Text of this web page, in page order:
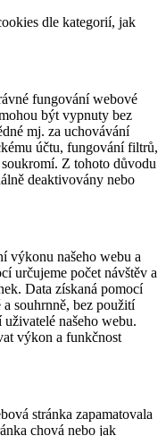
dle kategorií, jak
fungování webové
být vypnuty bez
mj. za uchovávání
účtu, fungování filtrů,
Z tohoto důvodu
deaktivovány nebo
výkonu našeho webu a
určujeme počet návštěv a
Data získaná pomocí
souhrnně, bez použití
našeho webu.
výkon a funkčnost
stránka zapamatovala
chová nebo jak